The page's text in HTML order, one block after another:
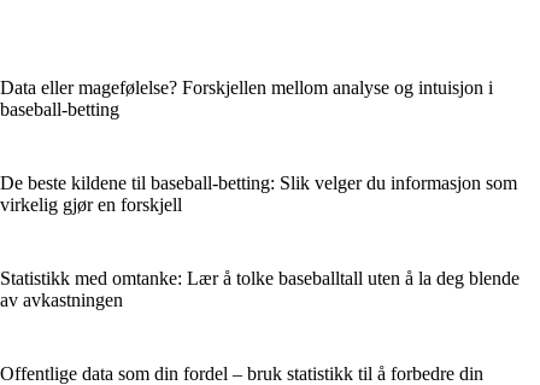
Data eller magefølelse? Forskjellen mellom analyse og intuisjon i
baseball-betting
De beste kildene til baseball-betting: Slik velger du informasjon som
virkelig gjør en forskjell
Statistikk med omtanke: Lær å tolke baseballtall uten å la deg blende
av avkastningen
Offentlige data som din fordel – bruk statistikk til å forbedre din